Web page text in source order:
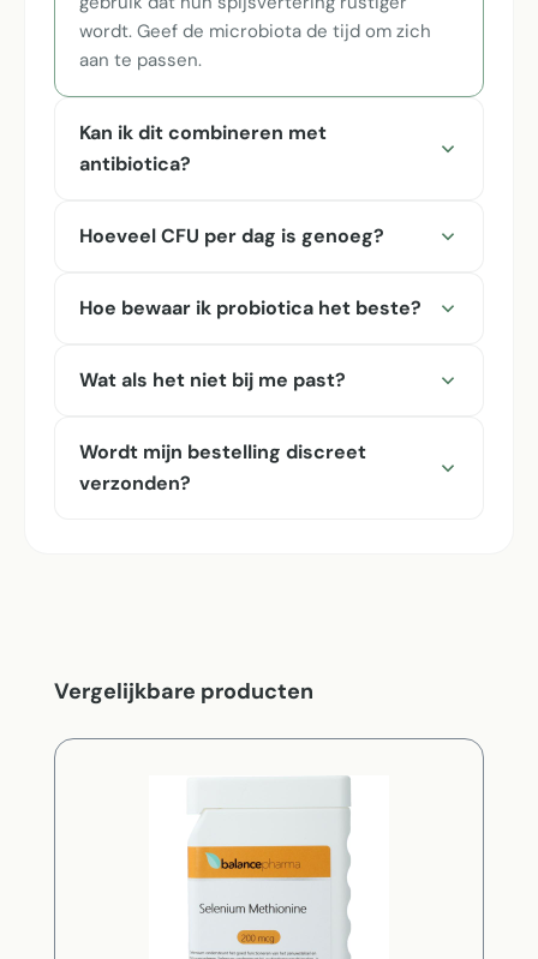
wordt. Geef de microbiota de tijd om zich
aan te passen.
Kan ik dit combineren met
antibiotica?
Hoeveel CFU per dag is genoeg?
Hoe bewaar ik probiotica het beste?
Wat als het niet bij me past?
Wordt mijn bestelling discreet
verzonden?
Productgalerij overslaan
Vergelijkbare producten